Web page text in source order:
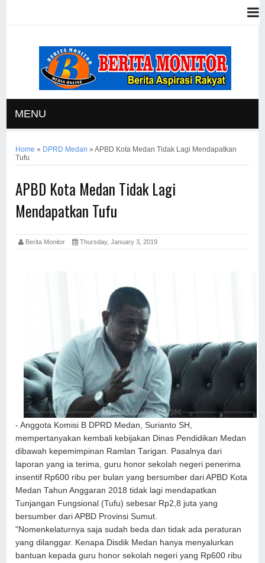
MENU
Home » DPRD Medan »APBD Kota Medan Tidak Lagi Mendapatkan
Tufu
APBD Kota Medan Tidak Lagi
Mendapatkan Tufu
Berita Monitor Thursday, January 3, 2019
- Anggota Komisi B DPRD Medan, Surianto SH,
mempertanyakan kembali kebijakan Dinas Pendidikan Medan
dibawah kepemimpinan Ramlan Tarigan. Pasalnya dari
laporan yang ia terima, guru honor sekolah negeri penerima
insentif Rp600 ribu per bulan yang bersumber dari APBD Kota
Medan Tahun Anggaran 2018 tidak lagi mendapatkan
Tunjangan Fungsional (Tufu) sebesar Rp2,8 juta yang
bersumber dari APBD Provinsi Sumut.
"Nomenkelaturnya saja sudah beda dan tidak ada peraturan
yang dilanggar. Kenapa Disdik Medan hanya menyalurkan
bantuan kepada guru honor sekolah negeri yang Rp600 ribu